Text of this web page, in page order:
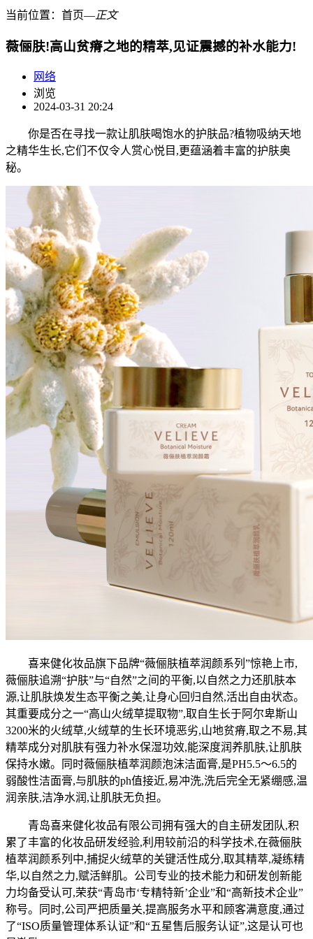
当前位置： 首页―正文
薇俪肤!高山贫瘠之地的精萃,见证震撼的补水能力!
网络
浏览
2024-03-31 20:24
你是否在寻找一款让肌肤喝饱水的护肤品?植物吸纳天地
之精华生长,它们不仅令人赏心悦目,更蕴涵着丰富的护肤奥
秘。
喜来健化妆品旗下品牌“薇俪肤植萃润颜系列”惊艳上市,
薇俪肤追溯“护肤”与“自然”之间的平衡,以自然之力还肌肤本
源,让肌肤焕发生态平衡之美,让身心回归自然,活出自由状态。
其重要成分之一“高山火绒草提取物”,取自生长于阿尔卑斯山
3200米的火绒草,火绒草的生长环境恶劣,山地贫瘠,取之不易,其
精萃成分对肌肤有强力补水保湿功效,能深度润养肌肤,让肌肤
保持水嫩。同时薇俪肤植萃润颜泡沫洁面膏,是PH5.5～6.5的
弱酸性洁面膏,与肌肤的ph值接近,易冲洗,洗后完全无紧绷感,温
润亲肤,洁净水润,让肌肤无负担。
青岛喜来健化妆品有限公司拥有强大的自主研发团队,积
累了丰富的化妆品研发经验,利用较前沿的科学技术,在薇俪肤
植萃润颜系列中,捕捉火绒草的关键活性成分,取其精萃,凝练精
华,以自然之力,赋活鲜肌。公司专业的技术能力和研发创新能
力均备受认可,荣获“青岛市‘专精特新’企业”和“高新技术企业”
称号。同时,公司严把质量关,提高服务水平和顾客满意度,通过
了“ISO质量管理体系认证”和“五星售后服务认证”,这是认可也